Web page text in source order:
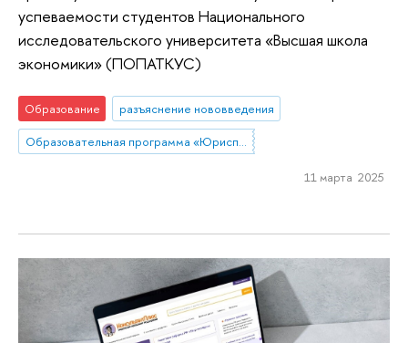
успеваемости студентов Национального
исследовательского университета «Высшая школа
экономики» (ПОПАТКУС)
Образование
разъяснение нововведения
Образовательная программа «Юриспруденция»
11 марта 2025